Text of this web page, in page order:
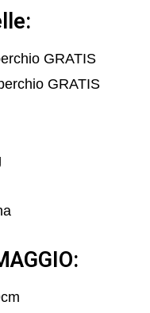
GRATIS
GRATIS